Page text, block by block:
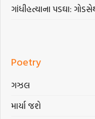
ગાંધીહત્યાના પડઘા:
Poetry
ગઝલ
માર્યા જશે